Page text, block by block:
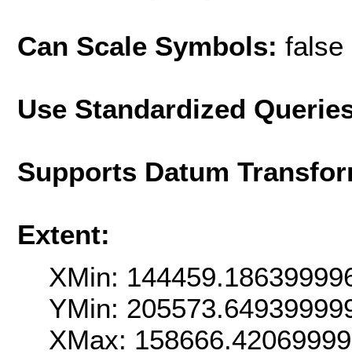
Can Scale Symbols: false
Use Standardized
Supports Datum
Extent:
XMin:
YMin:
XMax: